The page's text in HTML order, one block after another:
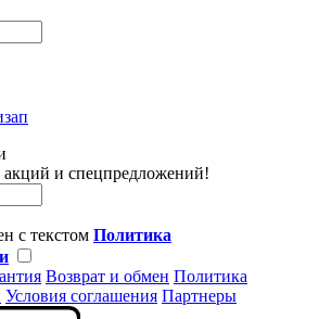
акций и спецпредложений!
с текстом Политика
Возврат и обмен Политика
Условия соглашения Партнеры